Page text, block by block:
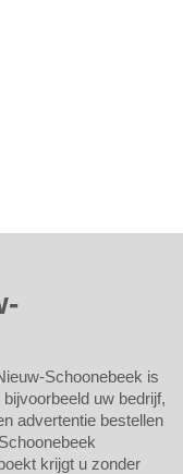
Schoonebeek is
uw bedrijf,
advertentie bestellen
krijgt u zonder